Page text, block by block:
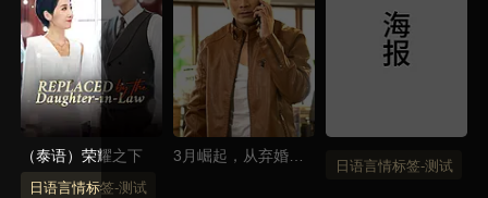
（泰语）荣耀之下
日语言情标签-测试
3月崛起，从弃婚开
日语言情标签-测试